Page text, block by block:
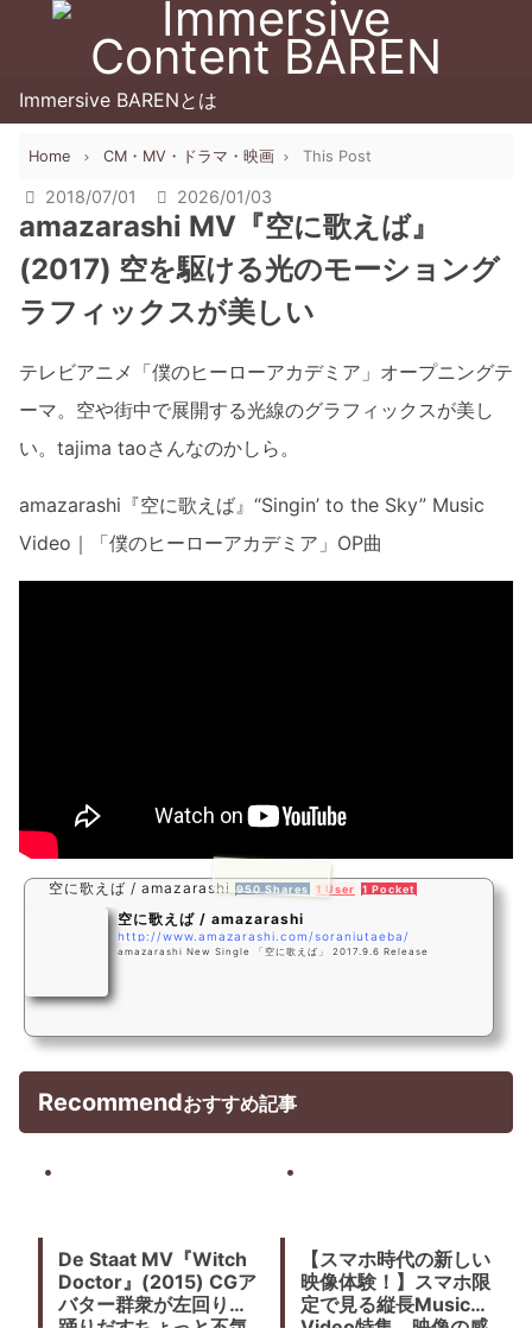
Immersive BARENとは
Home CM・MV・ドラマ・映画 This Post
2018/07/01 2026/01/03
amazarashi MV『空に歌えば』
(2017) 空を駆ける光のモーショング
ラフィックスが美しい
テレビアニメ「僕のヒーローアカデミア」オープニングテ
ーマ。空や街中で展開する光線のグラフィックスが美し
い。tajima taoさんなのかしら。
amazarashi『空に歌えば』“Singin’ to the Sky” Music
Video｜「僕のヒーローアカデミア」OP曲
空に歌えば / amazarashi 950 Shares 1 User 1 Pocket
空に歌えば / amazarashi
http://www.amazarashi.com/soraniutaeba/
amazarashi New Single 「空に歌えば」 2017.9.6 Release
Recommendおすすめ記事
De Staat MV『Witch
Doctor』(2015) CGア
バター群衆が左回りに
踊りだすちょっと不気
【スマホ時代の新しい
映像体験！】スマホ限
定で見る縦長Music
Video特集。映像の感